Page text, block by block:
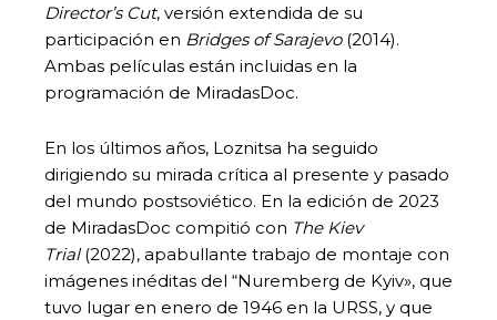
Director’s Cut, versión extendida de su
participación en Bridges of Sarajevo(2014).
Ambas películas están incluidas en la
programación de MiradasDoc.
En los últimos años, Loznitsa ha seguido
dirigiendo su mirada crítica al presente y pasado
del mundo postsoviético. En la edición de 2023
de MiradasDoc compitió con The Kiev
Trial(2022), apabullante trabajo de montaje con
imágenes inéditas del “Nuremberg de Kyiv», que
tuvo lugar en enero de 1946 en la URSS, y que